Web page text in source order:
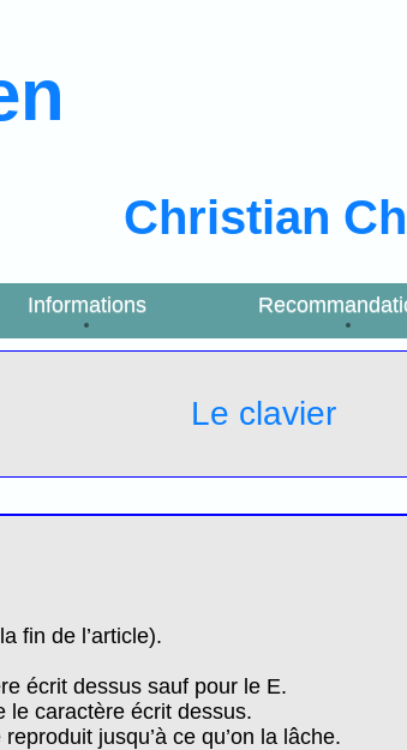
Christian
Informations
Le clavier
fin de l’article).
écrit dessus sauf pour le E.
le caractère écrit dessus.
jusqu’à ce qu’on la lâche.